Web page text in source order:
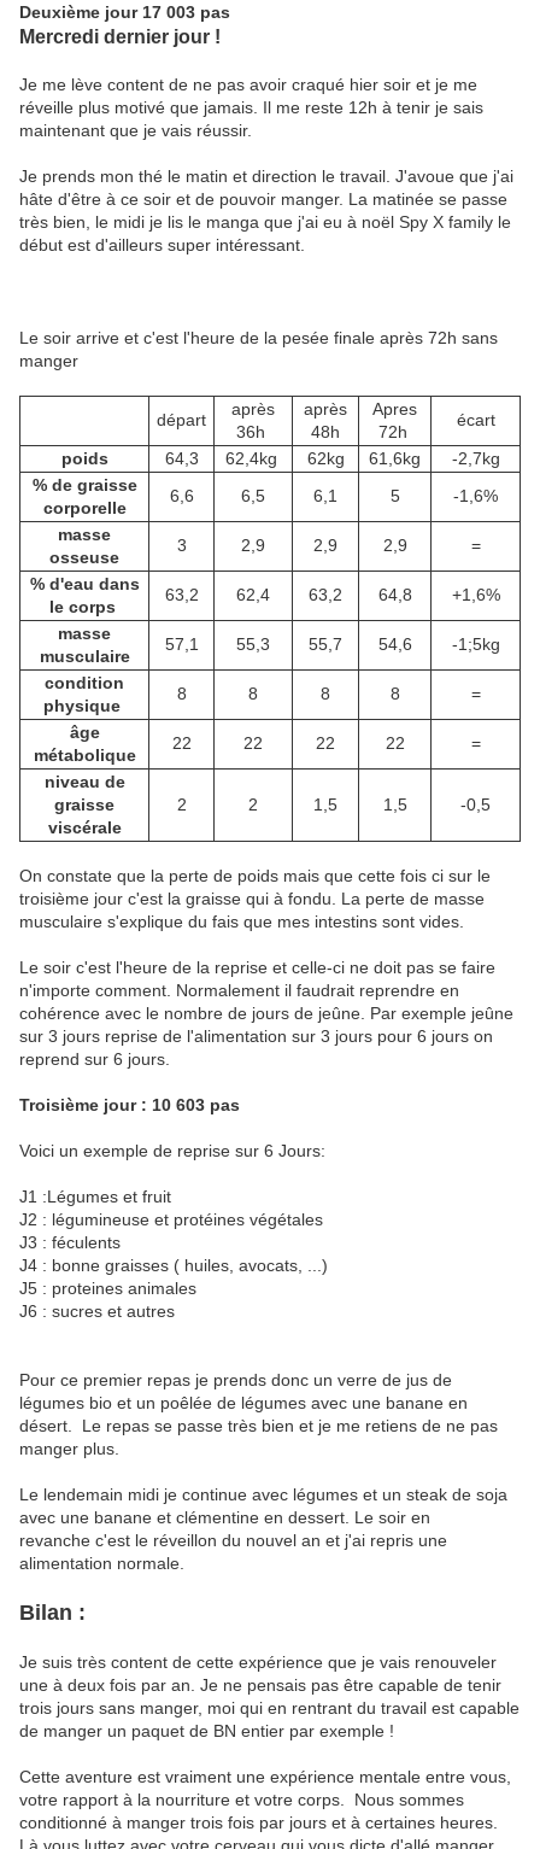
Deuxième jour 17 003 pas
Mercredi dernier jour !
Je me lève content de ne pas avoir craqué hier soir et je me
réveille plus motivé que jamais. Il me reste 12h à tenir je sais
maintenant que je vais réussir.
Je prends mon thé le matin et direction le travail. J'avoue que j'ai
hâte d'être à ce soir et de pouvoir manger. La matinée se passe
très bien, le midi je lis le manga que j'ai eu à noël Spy X family le
début est d'ailleurs super intéressant.
Le soir arrive et c'est l'heure de la pesée finale après 72h sans
manger
départ
après
36h
après
48h
Apres
72h
écart
poids
64,3 62,4kg 62kg 61,6kg
-2,7kg
% de graisse
corporelle
6,6 6,5 6,1 5
-1,6%
masse
osseuse
3 2,9 2,9 2,9
=
% d'eau dans
le corps
63,2 62,4 63,2 64,8
+1,6%
masse
musculaire
57,1 55,3 55,7 54,6
-1;5kg
condition
physique
8 8 8 8
=
âge
métabolique
22 22 22 22
=
niveau de
graisse
viscérale
2 2 1,5 1,5 -0,5
On constate que la perte de poids mais que cette fois ci sur le
troisième jour c'est la graisse qui à fondu. La perte de masse
musculaire s'explique du fais que mes intestins sont vides.
Le soir c'est l'heure de la reprise et celle-ci ne doit pas se faire
n'importe comment. Normalement il faudrait reprendre en
cohérence avec le nombre de jours de jeûne. Par exemple jeûne
sur 3 jours reprise de l'alimentation sur 3 jours pour 6 jours on
reprend sur 6 jours.
Troisième jour : 10 603 pas
Voici un exemple de reprise sur 6 Jours:
J1 :Légumes et fruit
J2 : légumineuse et protéines végétales
J3 : féculents
J4 : bonne graisses ( huiles, avocats, ...)
J5 : proteines animales
J6 : sucres et autres
Pour ce premier repas je prends donc un verre de jus de
légumes bio et un poêlée de légumes avec une banane en
désert. Le repas se passe très bien et je me retiens de ne pas
manger plus.
Le lendemain midi je continue avec légumes et un steak de soja
avec une banane et clémentine en dessert. Le soir en
revanche c'est le réveillon du nouvel an et j'ai repris une
alimentation normale.
Bilan :
Je suis très content de cette expérience que je vais renouveler
une à deux fois par an. Je ne pensais pas être capable de tenir
trois jours sans manger, moi qui en rentrant du travail est capable
de manger un paquet de BN entier par exemple !
Cette aventure est vraiment une expérience mentale entre vous,
votre rapport à la nourriture et votre corps. Nous sommes
conditionné à manger trois fois par jours et à certaines heures.
Là vous luttez avec votre cerveau qui vous dicte d'allé manger